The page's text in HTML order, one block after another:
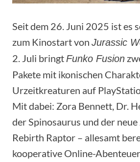
Seit dem 26. Juni 2025 ist es
zum Kinostart von Jurassic
2. Juli bringt Funko Fusion
Pakete mit ikonischen
Urzeitkreaturen auf
Mit dabei: Zora Bennett, Dr.
der Spinosaurus und der
Rebirth Raptor – allesamt
kooperative Online-